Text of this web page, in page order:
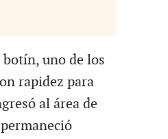
uno de los
rapidez para
al área de